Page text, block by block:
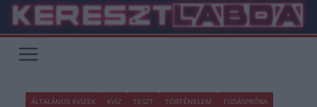
Skip
content
ÁLTALÁNOS KVÍZEK KVÍZ TESZT TÖRTÉNELEM TUDÁSPRÓBA